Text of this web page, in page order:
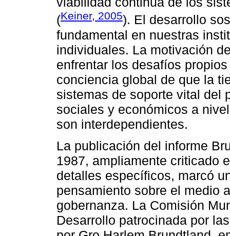
(Keiner, 2005). El desarrollo
fundamental en nuestras
individuales. La motivación
enfrentar los desafíos
conciencia global de que la
sistemas de soporte vital del
sociales y económicos a
son interdependientes.
La publicación del informe
1987, ampliamente criticado
detalles específicos, marcó
pensamiento sobre el medio
gobernanza. La Comisión
Desarrollo patrocinada por